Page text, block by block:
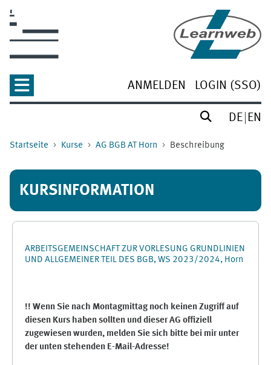
ANMELDEN LOGIN (SSO)
DE EN
Startseite Kurse AG BGB AT Horn Beschreibung
KURSINFORMATION
ARBEITSGEMEINSCHAFT ZUR VORLESUNG GRUNDLINIEN
UND ALLGEMEINER TEIL DES BGB, WS 2023/2024, Horn
!! Wenn Sie nach Montagmittag noch keinen Zugriff auf
diesen Kurs haben sollten und dieser AG offiziell
zugewiesen wurden, melden Sie sich bitte bei mir unter
der unten stehenden E-Mail-Adresse!